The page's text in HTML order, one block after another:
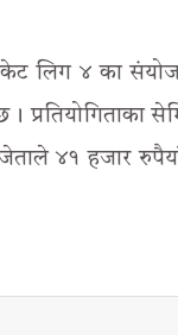
लिग ४ का
छ ।
४१ हजार